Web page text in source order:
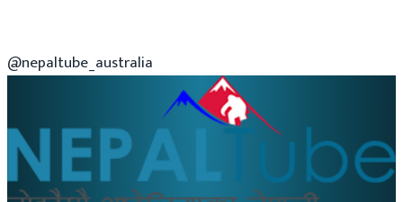
@nepaltube_australia